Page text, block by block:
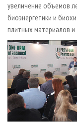
увеличение объемов
биоэнергетики и
плитных материалов